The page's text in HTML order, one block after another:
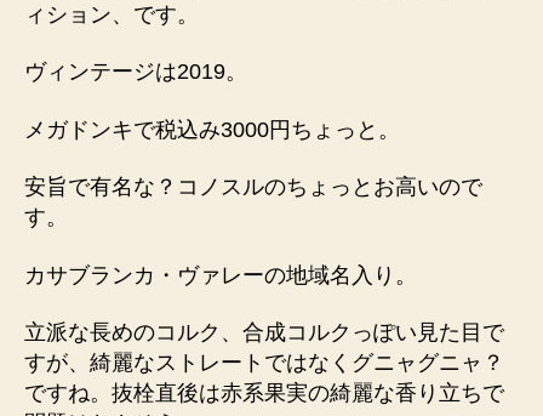
ィション、です。
ヴィンテージは2019。
メガドンキで税込み3000円ちょっと。
安旨で有名な？コノスルのちょっとお高いので
す。
カサブランカ・ヴァレーの地域名入り。
立派な長めのコルク、合成コルクっぽい見た目で
すが、綺麗なストレートではなくグニャグニャ？
ですね。抜栓直後は赤系果実の綺麗な香り立ちで